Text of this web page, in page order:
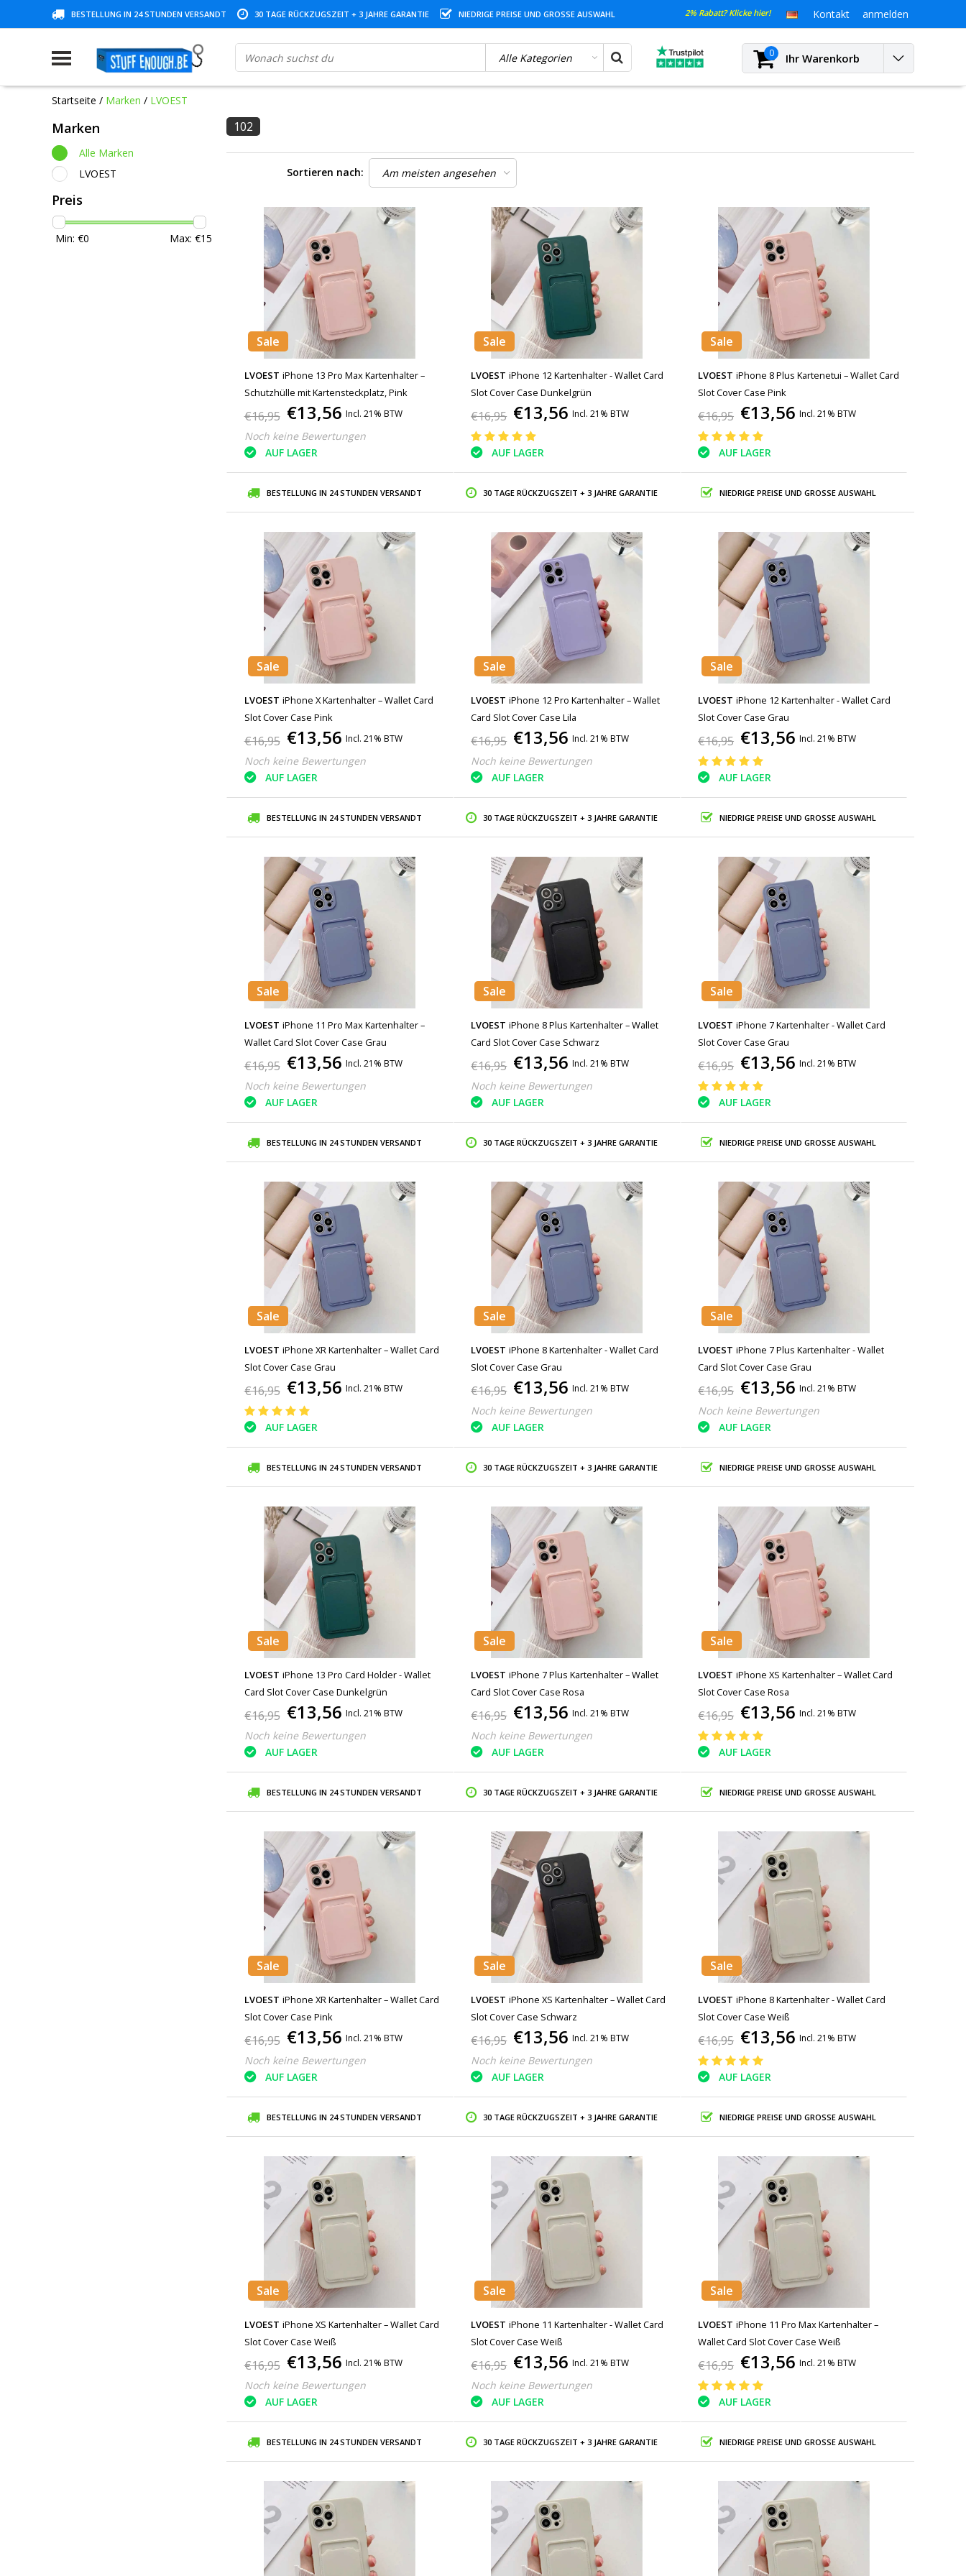
BESTELLUNG IN 24 STUNDEN VERSANDT 30 TAGE RÜCKZUGSZEIT + 3 JAHRE GARANTIE NIEDRIGE PREISE UND GROSSE AUSWAHL 2% Rabatt? Klicke hier! Kontakt anmelden
0 Ihr Warenkorb
Startseite / Marken / LVOEST
Marken
Alle Marken
LVOEST
Preis
Min: €0 Max: €15
102
Sortieren nach:
Sale
LVOEST iPhone 13 Pro Max Kartenhalter –
Schutzhülle mit Kartensteckplatz, Pink
€16,95 €13,56 Incl. 21% BTW
Noch keine Bewertungen
AUF LAGER
Sale
LVOEST iPhone 12 Kartenhalter - Wallet Card
Slot Cover Case Dunkelgrün
€16,95 €13,56 Incl. 21% BTW
AUF LAGER
Sale
LVOEST iPhone 8 Plus Kartenetui – Wallet Card
Slot Cover Case Pink
€16,95 €13,56 Incl. 21% BTW
AUF LAGER
BESTELLUNG IN 24 STUNDEN VERSANDT 30 TAGE RÜCKZUGSZEIT + 3 JAHRE GARANTIE NIEDRIGE PREISE UND GROSSE AUSWAHL
Sale
LVOEST iPhone X Kartenhalter – Wallet Card
Slot Cover Case Pink
€16,95 €13,56 Incl. 21% BTW
Noch keine Bewertungen
AUF LAGER
Sale
LVOEST iPhone 12 Pro Kartenhalter – Wallet
Card Slot Cover Case Lila
€16,95 €13,56 Incl. 21% BTW
Noch keine Bewertungen
AUF LAGER
Sale
LVOEST iPhone 12 Kartenhalter - Wallet Card
Slot Cover Case Grau
€16,95 €13,56 Incl. 21% BTW
AUF LAGER
BESTELLUNG IN 24 STUNDEN VERSANDT 30 TAGE RÜCKZUGSZEIT + 3 JAHRE GARANTIE NIEDRIGE PREISE UND GROSSE AUSWAHL
Sale
LVOEST iPhone 11 Pro Max Kartenhalter –
Wallet Card Slot Cover Case Grau
€16,95 €13,56 Incl. 21% BTW
Noch keine Bewertungen
AUF LAGER
Sale
LVOEST iPhone 8 Plus Kartenhalter – Wallet
Card Slot Cover Case Schwarz
€16,95 €13,56 Incl. 21% BTW
Noch keine Bewertungen
AUF LAGER
Sale
LVOEST iPhone 7 Kartenhalter - Wallet Card
Slot Cover Case Grau
€16,95 €13,56 Incl. 21% BTW
AUF LAGER
BESTELLUNG IN 24 STUNDEN VERSANDT 30 TAGE RÜCKZUGSZEIT + 3 JAHRE GARANTIE NIEDRIGE PREISE UND GROSSE AUSWAHL
Sale
LVOEST iPhone XR Kartenhalter – Wallet Card
Slot Cover Case Grau
€16,95 €13,56 Incl. 21% BTW
AUF LAGER
Sale
LVOEST iPhone 8 Kartenhalter - Wallet Card
Slot Cover Case Grau
€16,95 €13,56 Incl. 21% BTW
Noch keine Bewertungen
AUF LAGER
Sale
LVOEST iPhone 7 Plus Kartenhalter - Wallet
Card Slot Cover Case Grau
€16,95 €13,56 Incl. 21% BTW
Noch keine Bewertungen
AUF LAGER
BESTELLUNG IN 24 STUNDEN VERSANDT 30 TAGE RÜCKZUGSZEIT + 3 JAHRE GARANTIE NIEDRIGE PREISE UND GROSSE AUSWAHL
Sale
LVOEST iPhone 13 Pro Card Holder - Wallet
Card Slot Cover Case Dunkelgrün
€16,95 €13,56 Incl. 21% BTW
Noch keine Bewertungen
AUF LAGER
Sale
LVOEST iPhone 7 Plus Kartenhalter – Wallet
Card Slot Cover Case Rosa
€16,95 €13,56 Incl. 21% BTW
Noch keine Bewertungen
AUF LAGER
Sale
LVOEST iPhone XS Kartenhalter – Wallet Card
Slot Cover Case Rosa
€16,95 €13,56 Incl. 21% BTW
AUF LAGER
BESTELLUNG IN 24 STUNDEN VERSANDT 30 TAGE RÜCKZUGSZEIT + 3 JAHRE GARANTIE NIEDRIGE PREISE UND GROSSE AUSWAHL
Sale
LVOEST iPhone XR Kartenhalter – Wallet Card
Slot Cover Case Pink
€16,95 €13,56 Incl. 21% BTW
Noch keine Bewertungen
AUF LAGER
Sale
LVOEST iPhone XS Kartenhalter – Wallet Card
Slot Cover Case Schwarz
€16,95 €13,56 Incl. 21% BTW
Noch keine Bewertungen
AUF LAGER
Sale
LVOEST iPhone 8 Kartenhalter - Wallet Card
Slot Cover Case Weiß
€16,95 €13,56 Incl. 21% BTW
AUF LAGER
BESTELLUNG IN 24 STUNDEN VERSANDT 30 TAGE RÜCKZUGSZEIT + 3 JAHRE GARANTIE NIEDRIGE PREISE UND GROSSE AUSWAHL
Sale
LVOEST iPhone XS Kartenhalter – Wallet Card
Slot Cover Case Weiß
€16,95 €13,56 Incl. 21% BTW
Noch keine Bewertungen
AUF LAGER
Sale
LVOEST iPhone 11 Kartenhalter - Wallet Card
Slot Cover Case Weiß
€16,95 €13,56 Incl. 21% BTW
Noch keine Bewertungen
AUF LAGER
Sale
LVOEST iPhone 11 Pro Max Kartenhalter –
Wallet Card Slot Cover Case Weiß
€16,95 €13,56 Incl. 21% BTW
AUF LAGER
BESTELLUNG IN 24 STUNDEN VERSANDT 30 TAGE RÜCKZUGSZEIT + 3 JAHRE GARANTIE NIEDRIGE PREISE UND GROSSE AUSWAHL